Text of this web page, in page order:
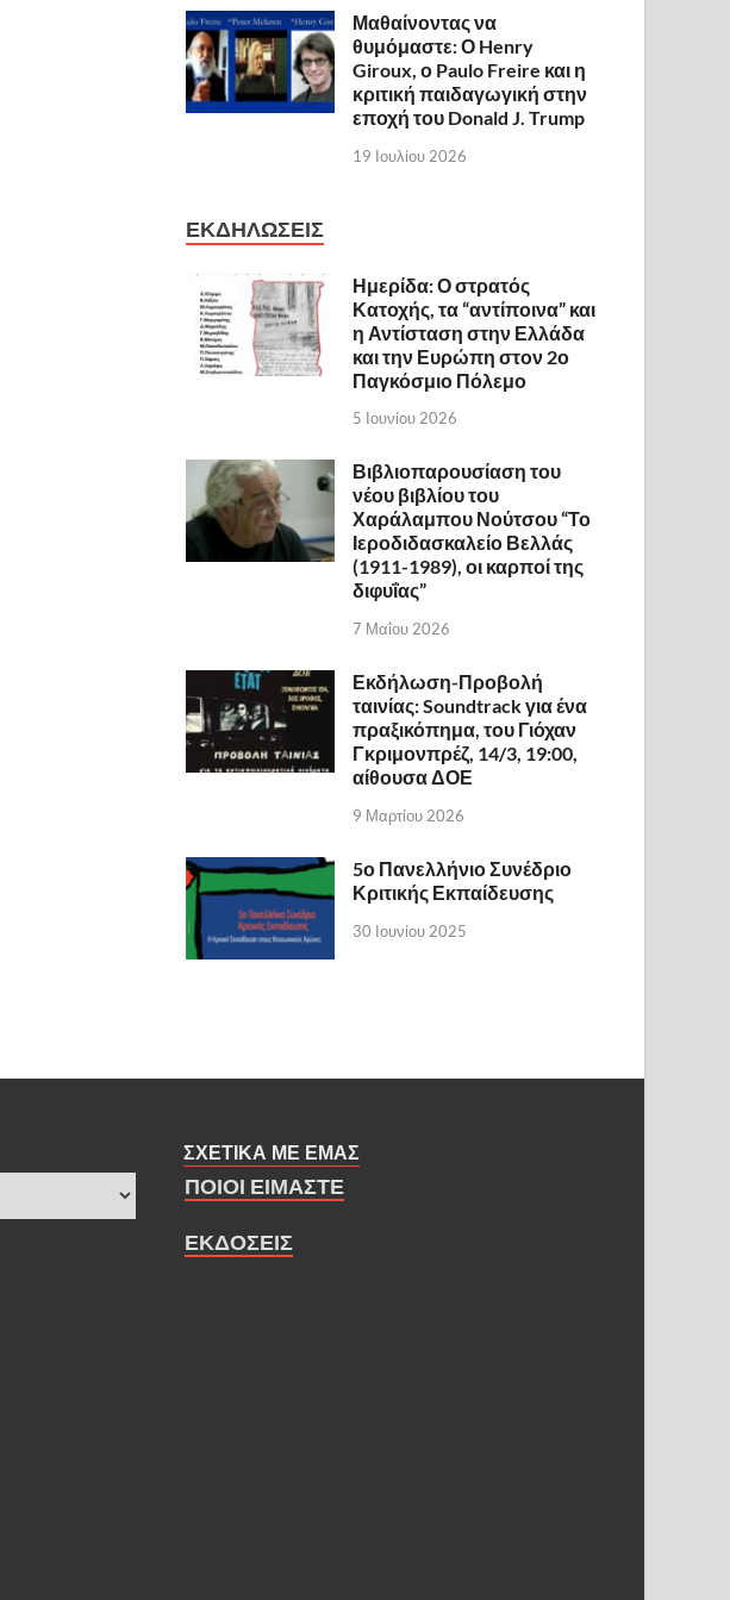
Μαθαίνοντας να
θυμόμαστε: Ο Henry
Giroux, ο Paulo Freire και η
κριτική παιδαγωγική στην
εποχή του Donald J. Trump
19 Ιουλίου 2026
ΕΚΔΗΛΩΣΕΙΣ
Ημερίδα: Ο στρατός
Κατοχής, τα “αντίποινα” και
η Αντίσταση στην Ελλάδα
και την Ευρώπη στον 2ο
Παγκόσμιο Πόλεμο
5 Ιουνίου 2026
Βιβλιοπαρουσίαση του
νέου βιβλίου του
Χαράλαμπου Νούτσου “Το
Ιεροδιδασκαλείο Βελλάς
(1911-1989), οι καρποί της
διφυΐας”
7 Μαΐου 2026
Εκδήλωση-Προβολή
ταινίας: Soundtrack για ένα
πραξικόπημα, του Γιόχαν
Γκριμονπρέζ, 14/3, 19:00,
αίθουσα ΔΟΕ
9 Μαρτίου 2026
5ο Πανελλήνιο Συνέδριο
Κριτικής Εκπαίδευσης
30 Ιουνίου 2025
ΣΧΕΤΙΚΑ ΜΕ ΕΜΑΣ
ΠΟΙΟΙ ΕΙΜΑΣΤΕ
ΕΚΔΟΣΕΙΣ